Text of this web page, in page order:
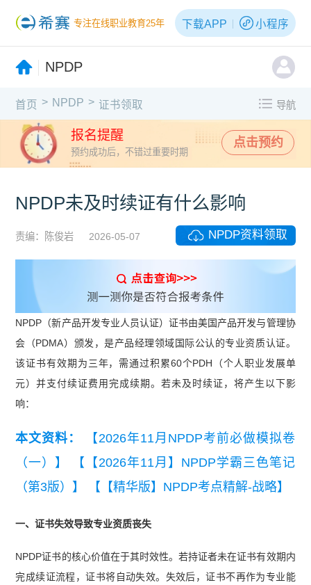
专注在线职业教育25年 下载APP 小程序
NPDP
首页 > NPDP > 证书领取 导航
报名提醒
预约成功后，不错过重要时期
点击预约
NPDP未及时续证有什么影响
责编：陈俊岩 2026-05-07 NPDP资料领取
NPDP（新产品开发专业人员认证）证书由美国产品开发与管理协
会（PDMA）颁发，是产品经理领域国际公认的专业资质认证。
该证书有效期为三年，需通过积累60个PDH（个人职业发展单
元）并支付续证费用完成续期。若未及时续证，将产生以下影
响：
本文资料：
【2026年11月NPDP考前必做模拟卷
（一）】
【【2026年11月】NPDP学霸三色笔记
（第3版）】
【【精华版】NPDP考点精解-战略】
一、证书失效导致专业资质丧失
NPDP证书的核心价值在于其时效性。若持证者未在证书有效期内
完成续证流程，证书将自动失效。失效后，证书不再作为专业能